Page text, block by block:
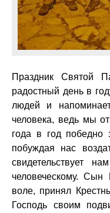
Праздник Святой
радостный день в
людей и
человека, ведь мы
года в год победно
побуждая нас
свидетельствует
человеческому.
воле, принял
Господь своим